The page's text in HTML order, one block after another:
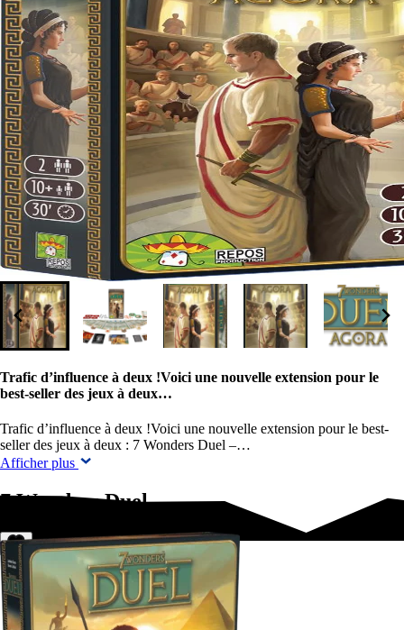
Trafic d’influence à deux !Voici une nouvelle extension pour le
best-seller des jeux à deux…
Trafic d’influence à deux !Voici une nouvelle extension pour le best-
seller des jeux à deux : 7 Wonders Duel –…
Afficher plus
7 Wonders Duel